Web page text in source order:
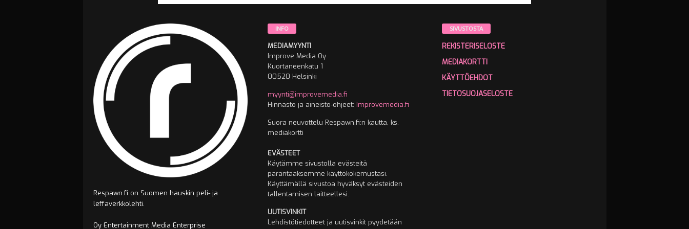
Respawn.fi on Suomen hauskin peli- ja
leffaverkkolehti.
Oy Entertainment Media Enterprise
INFO
MEDIAMYYNTI
Improve Media Oy
Kuortaneenkatu 1
00520 Helsinki
myynti@improvemedia.fi
Hinnasto ja aineisto-ohjeet: Improvemedia.fi
Suora neuvottelu Respawn.fi:n kautta, ks.
mediakortti
EVÄSTEET
Käytämme sivustolla evästeitä
parantaaksemme käyttökokemustasi.
Käyttämällä sivustoa hyväksyt evästeiden
tallentamisen laitteellesi.
UUTISVINKIT
Lehdistötiedotteet ja uutisvinkit pyydetään
SIVUSTOSTA
REKISTERISELOSTE
MEDIAKORTTI
KÄYTTÖEHDOT
TIETOSUOJASELOSTE